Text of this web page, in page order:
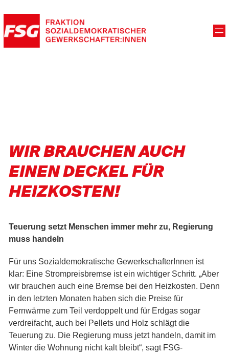
WIR BRAUCHEN AUCH
EINEN DECKEL FÜR
HEIZKOSTEN!
Teuerung setzt Menschen immer mehr zu, Regierung
muss handeln
Für uns Sozialdemokratische GewerkschafterInnen ist
klar: Eine Strompreisbremse ist ein wichtiger Schritt. „Aber
wir brauchen auch eine Bremse bei den Heizkosten. Denn
in den letzten Monaten haben sich die Preise für
Fernwärme zum Teil verdoppelt und für Erdgas sogar
verdreifacht, auch bei Pellets und Holz schlägt die
Teuerung zu. Die Regierung muss jetzt handeln, damit im
Winter die Wohnung nicht kalt bleibt“, sagt FSG-